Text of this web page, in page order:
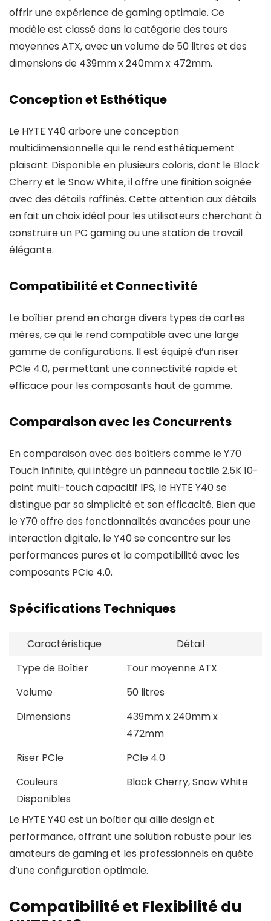
offrir une expérience de gaming optimale. Ce
modèle est classé dans la catégorie des tours
moyennes ATX, avec un volume de 50 litres et des
dimensions de 439mm x 240mm x 472mm.
Conception et Esthétique
Le HYTE Y40 arbore une conception
multidimensionnelle qui le rend esthétiquement
plaisant. Disponible en plusieurs coloris, dont le Black
Cherry et le Snow White, il offre une finition soignée
avec des détails raffinés. Cette attention aux détails
en fait un choix idéal pour les utilisateurs cherchant à
construire un PC gaming ou une station de travail
élégante.
Compatibilité et Connectivité
Le boîtier prend en charge divers types de cartes
mères, ce qui le rend compatible avec une large
gamme de configurations. Il est équipé d’un riser
PCIe 4.0, permettant une connectivité rapide et
efficace pour les composants haut de gamme.
Comparaison avec les Concurrents
En comparaison avec des boîtiers comme le Y70
Touch Infinite, qui intègre un panneau tactile 2.5K 10-
point multi-touch capacitif IPS, le HYTE Y40 se
distingue par sa simplicité et son efficacité. Bien que
le Y70 offre des fonctionnalités avancées pour une
interaction digitale, le Y40 se concentre sur les
performances pures et la compatibilité avec les
composants PCIe 4.0.
Spécifications Techniques
Caractéristique
Détail
Type de Boîtier
Tour moyenne ATX
Volume
50 litres
Dimensions
439mm x 240mm x
472mm
Riser PCIe
PCIe 4.0
Couleurs
Disponibles
Black Cherry, Snow White
Le HYTE Y40 est un boîtier qui allie design et
performance, offrant une solution robuste pour les
amateurs de gaming et les professionnels en quête
d’une configuration optimale.
Compatibilité et Flexibilité du